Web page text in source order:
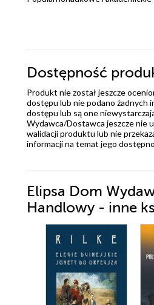
Dostępność
Produkt nie został jeszcze
dostępu lub nie podano żadnych
dostępu lub są one
Wydawca/Dostawca jeszcze nie
walidacji produktu lub nie
informacji na temat jego
Elipsa Dom
Handlowy - inne